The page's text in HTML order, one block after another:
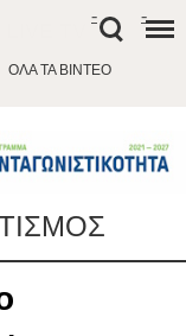
ΟΛΑ ΤΑ ΒΙΝΤΕΟ
- -